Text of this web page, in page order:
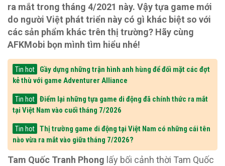
ra mắt trong tháng 4/2021 này. Vậy tựa game mới
do người Việt phát triển này có gì khác biệt so với
các sản phẩm khác trên thị trường? Hãy cùng
AFKMobi bọn mình tìm hiểu nhé!
Tin hot
Gầy dựng những trận hình anh hùng để đối mặt các đợt
kẻ thù với game Adventurer Alliance
Tin hot
Điểm lại những tựa game di động đã chính thức ra mắt
tại Việt Nam vào cuối tháng 7/2026
Tin hot
Thị trường game di động tại Việt Nam có những cái tên
nào vừa ra mắt vào giữa tháng 7/2026?
Tam Quốc Tranh Phong lấy bối cảnh thời Tam Quốc